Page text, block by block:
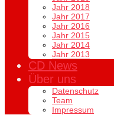
Jahr 2018
Jahr 2017
Jahr 2016
Jahr 2015
Jahr 2014
Jahr 2013
CD News
Über uns
Datenschutz
Team
Impressum